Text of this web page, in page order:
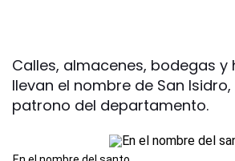
Calles, almacenes, bodegas y
llevan el nombre de San Isidro,
patrono del departamento.